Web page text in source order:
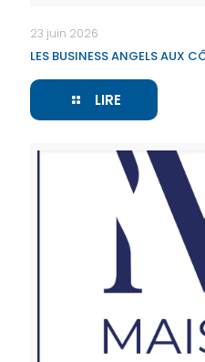
23 juin 2026
LES BUSINESS ANGELS AUX
LIRE